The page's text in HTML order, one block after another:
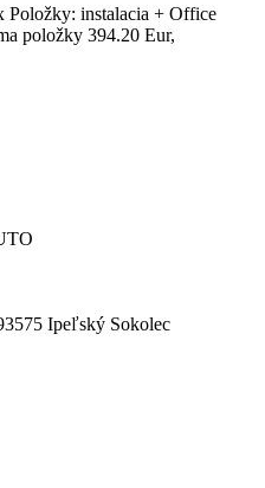
Položky: instalacia + Office
položky 394.20 Eur,
Ipeľský Sokolec